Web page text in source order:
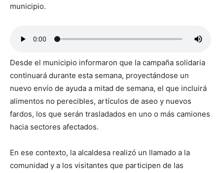
municipio.
Desde el municipio informaron que la campaña solidaria
continuará durante esta semana, proyectándose un
nuevo envío de ayuda a mitad de semana, el que incluirá
alimentos no perecibles, artículos de aseo y nuevos
fardos, los que serán trasladados en uno o más camiones
hacia sectores afectados.
En ese contexto, la alcaldesa realizó un llamado a la
comunidad y a los visitantes que participen de las